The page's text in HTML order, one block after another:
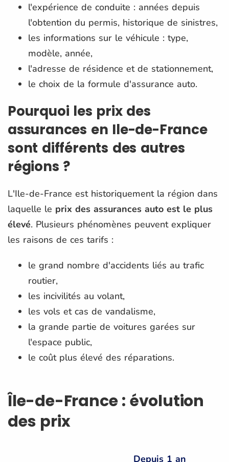
l'expérience de conduite : années depuis
l'obtention du permis, historique de sinistres,
les informations sur le véhicule : type,
modèle, année,
l'adresse de résidence et de stationnement,
le choix de la formule d'assurance auto.
Pourquoi les prix des
assurances en Ile-de-France
sont différents des autres
régions ?
L'Ile-de-France est historiquement la région dans
laquelle le prix des assurances auto est le plus
élevé. Plusieurs phénomènes peuvent expliquer
les raisons de ces tarifs :
le grand nombre d'accidents liés au trafic
routier,
les incivilités au volant,
les vols et cas de vandalisme,
la grande partie de voitures garées sur
l'espace public,
le coût plus élevé des réparations.
Île-de-France : évolution
des prix
Depuis 1 an